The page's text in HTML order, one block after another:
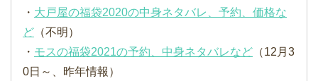
・ 大戸屋の福袋2020の中身ネタバレ、予約、価格な
ど （不明）
・ モスの福袋2021の予約、中身ネタバレなど （12月3
0日～、昨年情報）